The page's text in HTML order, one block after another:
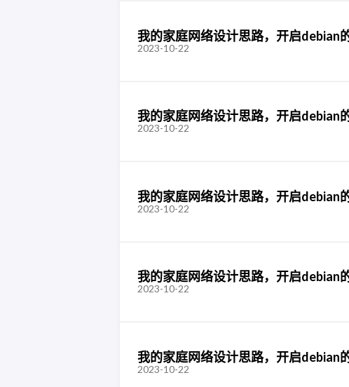
我的家庭网络设计思路，开启debian
2023-10-22
我的家庭网络设计思路，开启debian
2023-10-22
我的家庭网络设计思路，开启debian
2023-10-22
我的家庭网络设计思路，开启debian
2023-10-22
我的家庭网络设计思路，开启debian
2023-10-22